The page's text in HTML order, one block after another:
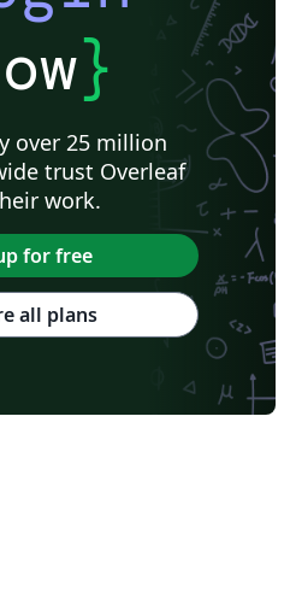
}
over 25 million
trust Overleaf
work.
for free
all plans